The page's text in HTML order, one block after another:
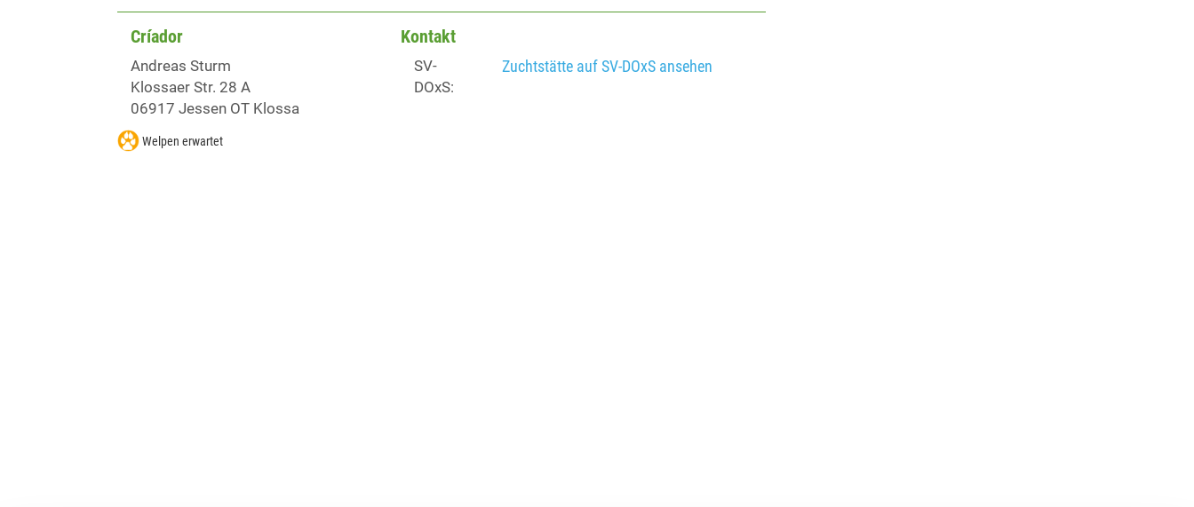
Críador
Andreas Sturm
Klossaer Str. 28 A
06917 Jessen OT Klossa
Kontakt
SV-
DOxS:
Zuchtstätte auf SV-DOxS ansehen
Welpen erwartet